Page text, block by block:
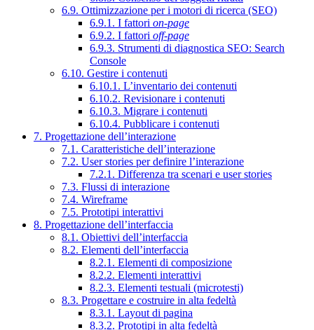
6.9. Ottimizzazione per i motori di ricerca (SEO)
6.9.1. I fattori on-page
6.9.2. I fattori off-page
6.9.3. Strumenti di diagnostica SEO: Search
Console
6.10. Gestire i contenuti
6.10.1. L’inventario dei contenuti
6.10.2. Revisionare i contenuti
6.10.3. Migrare i contenuti
6.10.4. Pubblicare i contenuti
7. Progettazione dell’interazione
7.1. Caratteristiche dell’interazione
7.2. User stories per definire l’interazione
7.2.1. Differenza tra scenari e user stories
7.3. Flussi di interazione
7.4. Wireframe
7.5. Prototipi interattivi
8. Progettazione dell’interfaccia
8.1. Obiettivi dell’interfaccia
8.2. Elementi dell’interfaccia
8.2.1. Elementi di composizione
8.2.2. Elementi interattivi
8.2.3. Elementi testuali (microtesti)
8.3. Progettare e costruire in alta fedeltà
8.3.1. Layout di pagina
8.3.2. Prototipi in alta fedeltà